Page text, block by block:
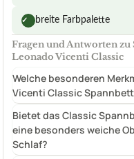
✓ breite Farbpalette
Fragen und Antworten
Leonado Vicenti Classic
Welche besonderen
Vicenti Classic
Bietet das Classic
eine besonders weiche
Schlaf?